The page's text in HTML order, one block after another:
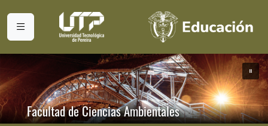
Facultad de Ciencias Ambientales